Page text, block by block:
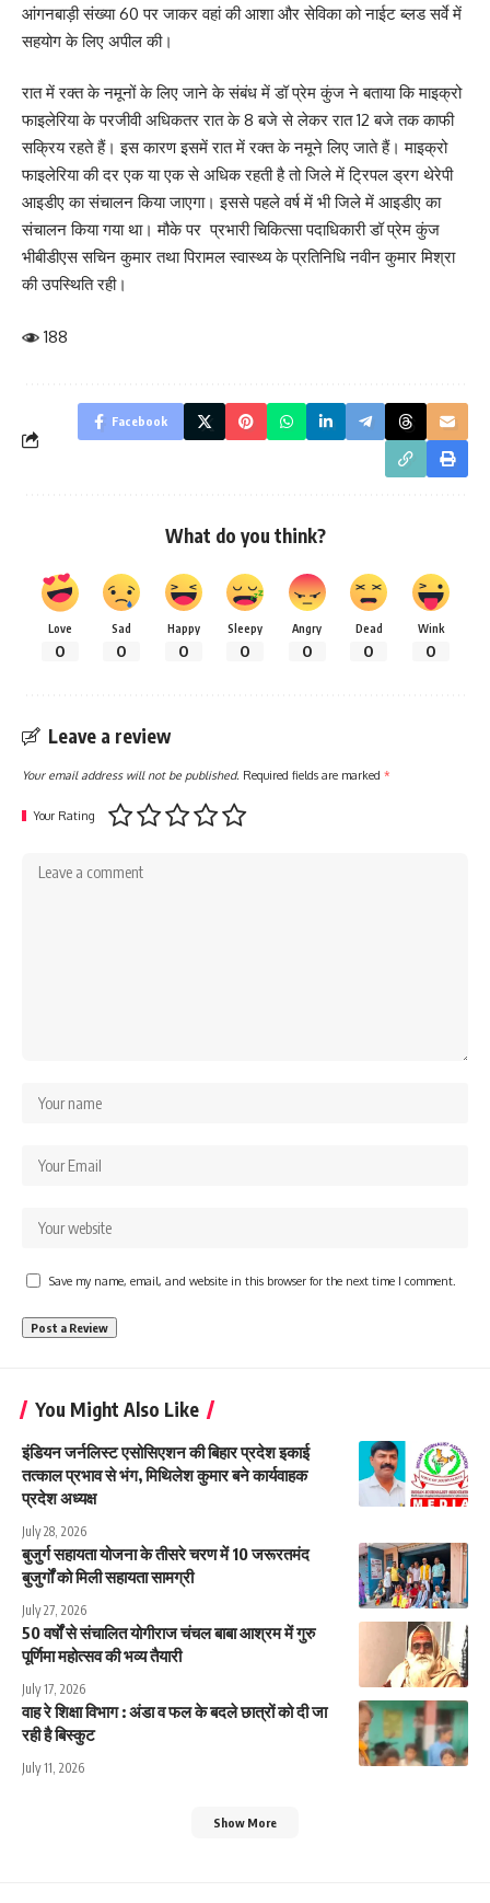
आंगनबाड़ी संख्या 60 पर जाकर वहां की आशा और सेविका को नाईट ब्लड सर्वे में
सहयोग के लिए अपील की।
रात में रक्त के नमूनों के लिए जाने के संबंध में डॉ प्रेम कुंज ने बताया कि माइक्रो
फाइलेरिया के परजीवी अधिकतर रात के 8 बजे से लेकर रात 12 बजे तक काफी
सक्रिय रहते हैं। इस कारण इसमें रात में रक्त के नमूने लिए जाते हैं। माइक्रो
फाइलेरिया की दर एक या एक से अधिक रहती है तो जिले में ट्रिपल ड्रग थेरेपी
आइडीए का संचालन किया जाएगा। इससे पहले वर्ष में भी जिले में आइडीए का
संचालन किया गया था। मौके पर प्रभारी चिकित्सा पदाधिकारी डॉ प्रेम कुंज
भीबीडीएस सचिन कुमार तथा पिरामल स्वास्थ्य के प्रतिनिधि नवीन कुमार मिश्रा
की उपस्थिति रही।
188
Facebook
What do you think?
Love
0
Sad
0
Happy
0
Sleepy
0
Angry
0
Dead
0
Wink
0
Leave a review
Your email address will not be published. Required fields are marked *
Your Rating
Save my name, email, and website in this browser for the next time I comment.
You Might Also Like
इंडियन जर्नलिस्ट एसोसिएशन की बिहार प्रदेश इकाई
तत्काल प्रभाव से भंग, मिथिलेश कुमार बने कार्यवाहक
प्रदेश अध्यक्ष
July 28, 2026
बुजुर्ग सहायता योजना के तीसरे चरण में 10 जरूरतमंद
बुजुर्गों को मिली सहायता सामग्री
July 27, 2026
50 वर्षों से संचालित योगीराज चंचल बाबा आश्रम में गुरु
पूर्णिमा महोत्सव की भव्य तैयारी
July 17, 2026
वाह रे शिक्षा विभाग : अंडा व फल के बदले छात्रों को दी जा
रही है बिस्कुट
July 11, 2026
Show More